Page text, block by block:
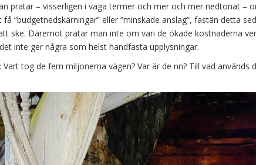
pratar – visserligen i vaga termer och mer och mer nedtonat –
”budgetnedskärningar” eller ”minskade anslag”, fastän detta
ske. Däremot pratar man inte om vari de ökade kostnaderna
inte ger några som helst handfasta upplysningar.
Vart tog de fem miljonerna vägen? Var är de nn? Till vad används